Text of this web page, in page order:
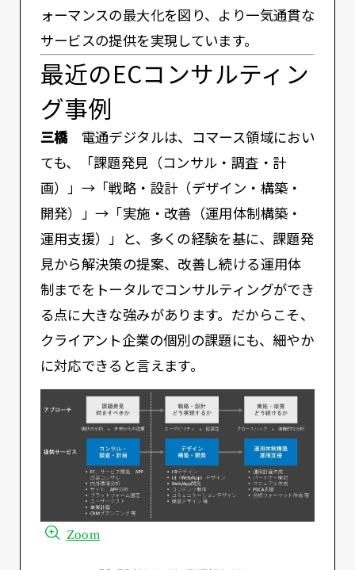
ォーマンスの最大化を図り、より一気通貫な
サービスの提供を実現しています。
最近のECコンサルティン
グ事例
三橋電通デジタルは、コマース領域におい
ても、「課題発見（コンサル・調査・計
画）」→「戦略・設計（デザイン・構築・
開発）」→「実施・改善（運用体制構築・
運用支援）」と、多くの経験を基に、課題発
見から解決策の提案、改善し続ける運用体
制までをトータルでコンサルティングができ
る点に大きな強みがあります。だからこそ、
クライアント企業の個別の課題にも、細やか
に対応できると言えます。
Zoom